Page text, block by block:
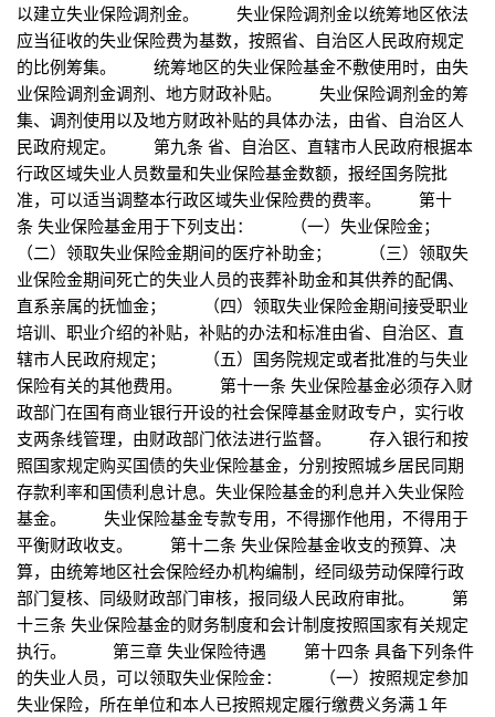
以建立失业保险调剂金。 失业保险调剂金以统筹地区依法
应当征收的失业保险费为基数，按照省、自治区人民政府规定
的比例筹集。 统筹地区的失业保险基金不敷使用时，由失
业保险调剂金调剂、地方财政补贴。 失业保险调剂金的筹
集、调剂使用以及地方财政补贴的具体办法，由省、自治区人
民政府规定。 第九条 省、自治区、直辖市人民政府根据本
行政区域失业人员数量和失业保险基金数额，报经国务院批
准，可以适当调整本行政区域失业保险费的费率。 第十
条 失业保险基金用于下列支出： （一）失业保险金；
（二）领取失业保险金期间的医疗补助金； （三）领取失
业保险金期间死亡的失业人员的丧葬补助金和其供养的配偶、
直系亲属的抚恤金； （四）领取失业保险金期间接受职业
培训、职业介绍的补贴，补贴的办法和标准由省、自治区、直
辖市人民政府规定； （五）国务院规定或者批准的与失业
保险有关的其他费用。 第十一条 失业保险基金必须存入财
政部门在国有商业银行开设的社会保障基金财政专户，实行收
支两条线管理，由财政部门依法进行监督。 存入银行和按
照国家规定购买国债的失业保险基金，分别按照城乡居民同期
存款利率和国债利息计息。失业保险基金的利息并入失业保险
基金。 失业保险基金专款专用，不得挪作他用，不得用于
平衡财政收支。 第十二条 失业保险基金收支的预算、决
算，由统筹地区社会保险经办机构编制，经同级劳动保障行政
部门复核、同级财政部门审核，报同级人民政府审批。 第
十三条 失业保险基金的财务制度和会计制度按照国家有关规定
执行。 第三章 失业保险待遇 第十四条 具备下列条件
的失业人员，可以领取失业保险金： （一）按照规定参加
失业保险，所在单位和本人已按照规定履行缴费义务满１年